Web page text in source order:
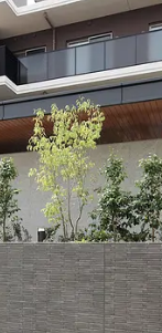
教
資格
社
社員